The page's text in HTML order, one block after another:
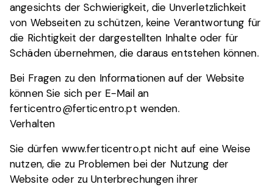
angesichts der Schwierigkeit, die Unverletzlichkeit
von Webseiten zu schützen, keine Verantwortung für
die Richtigkeit der dargestellten Inhalte oder für
Schäden übernehmen, die daraus entstehen können.
Bei Fragen zu den Informationen auf der Website
können Sie sich per E-Mail an
ferticentro@ferticentro.pt wenden.
Verhalten
Sie dürfen www.ferticentro.pt nicht auf eine Weise
nutzen, die zu Problemen bei der Nutzung der
Website oder zu Unterbrechungen ihrer